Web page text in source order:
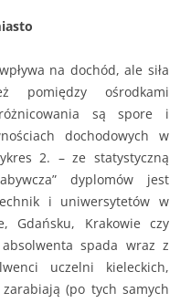
na dochód, ale siła
pomiędzy ośrodkami
są spore i
dochodowych w
2. – ze statystyczną
dyplomów jest
i uniwersytetów w
Gdańsku, Krakowie czy
spada wraz z
uczelni kieleckich,
zarabiają (po tych samych